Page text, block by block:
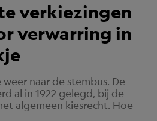
verkiezingen
verwarring in
naar de stembus. De
al in 1922 gelegd, bij de
algemeen kiesrecht. Hoe